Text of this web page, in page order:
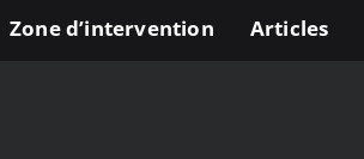
Zone d’intervention Articles